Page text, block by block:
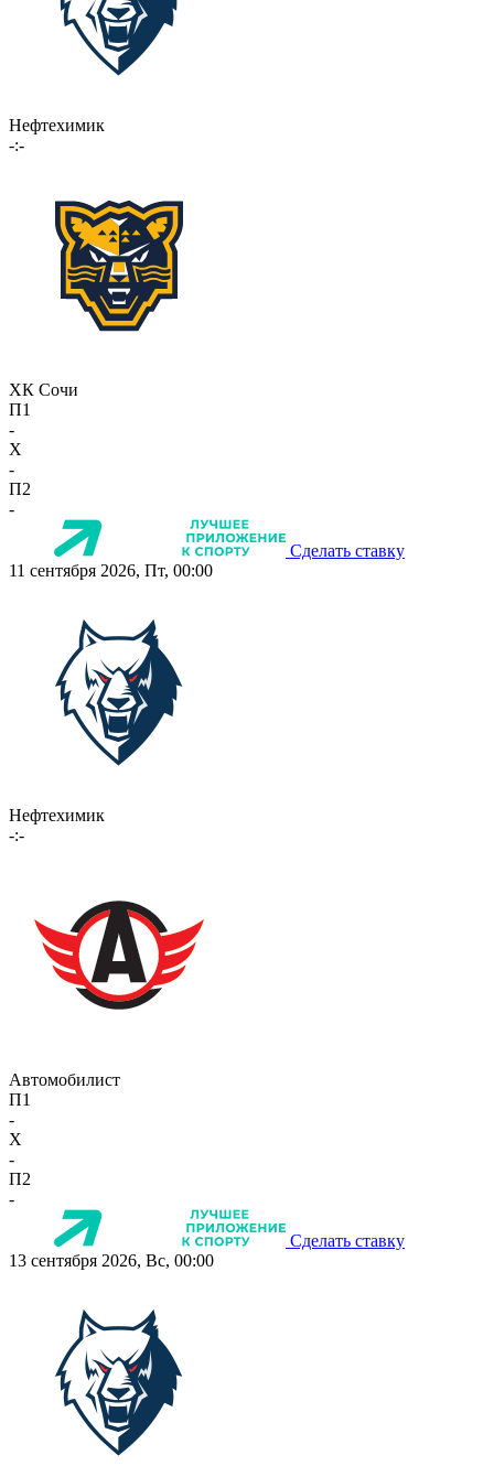
Нефтехимик
-:-
ХК Сочи
П1
-
X
-
П2
-
Сделать ставку
11 сентября 2026, Пт, 00:00
Нефтехимик
-:-
Автомобилист
П1
-
X
-
П2
-
Сделать ставку
13 сентября 2026, Вс, 00:00